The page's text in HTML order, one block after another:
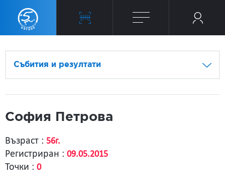
Събития и резултати
София Петрова
Възраст : 56г.
Регистриран : 09.05.2015
Точки : 0